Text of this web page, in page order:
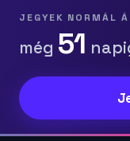
JEGYEK NORMÁL
még 51